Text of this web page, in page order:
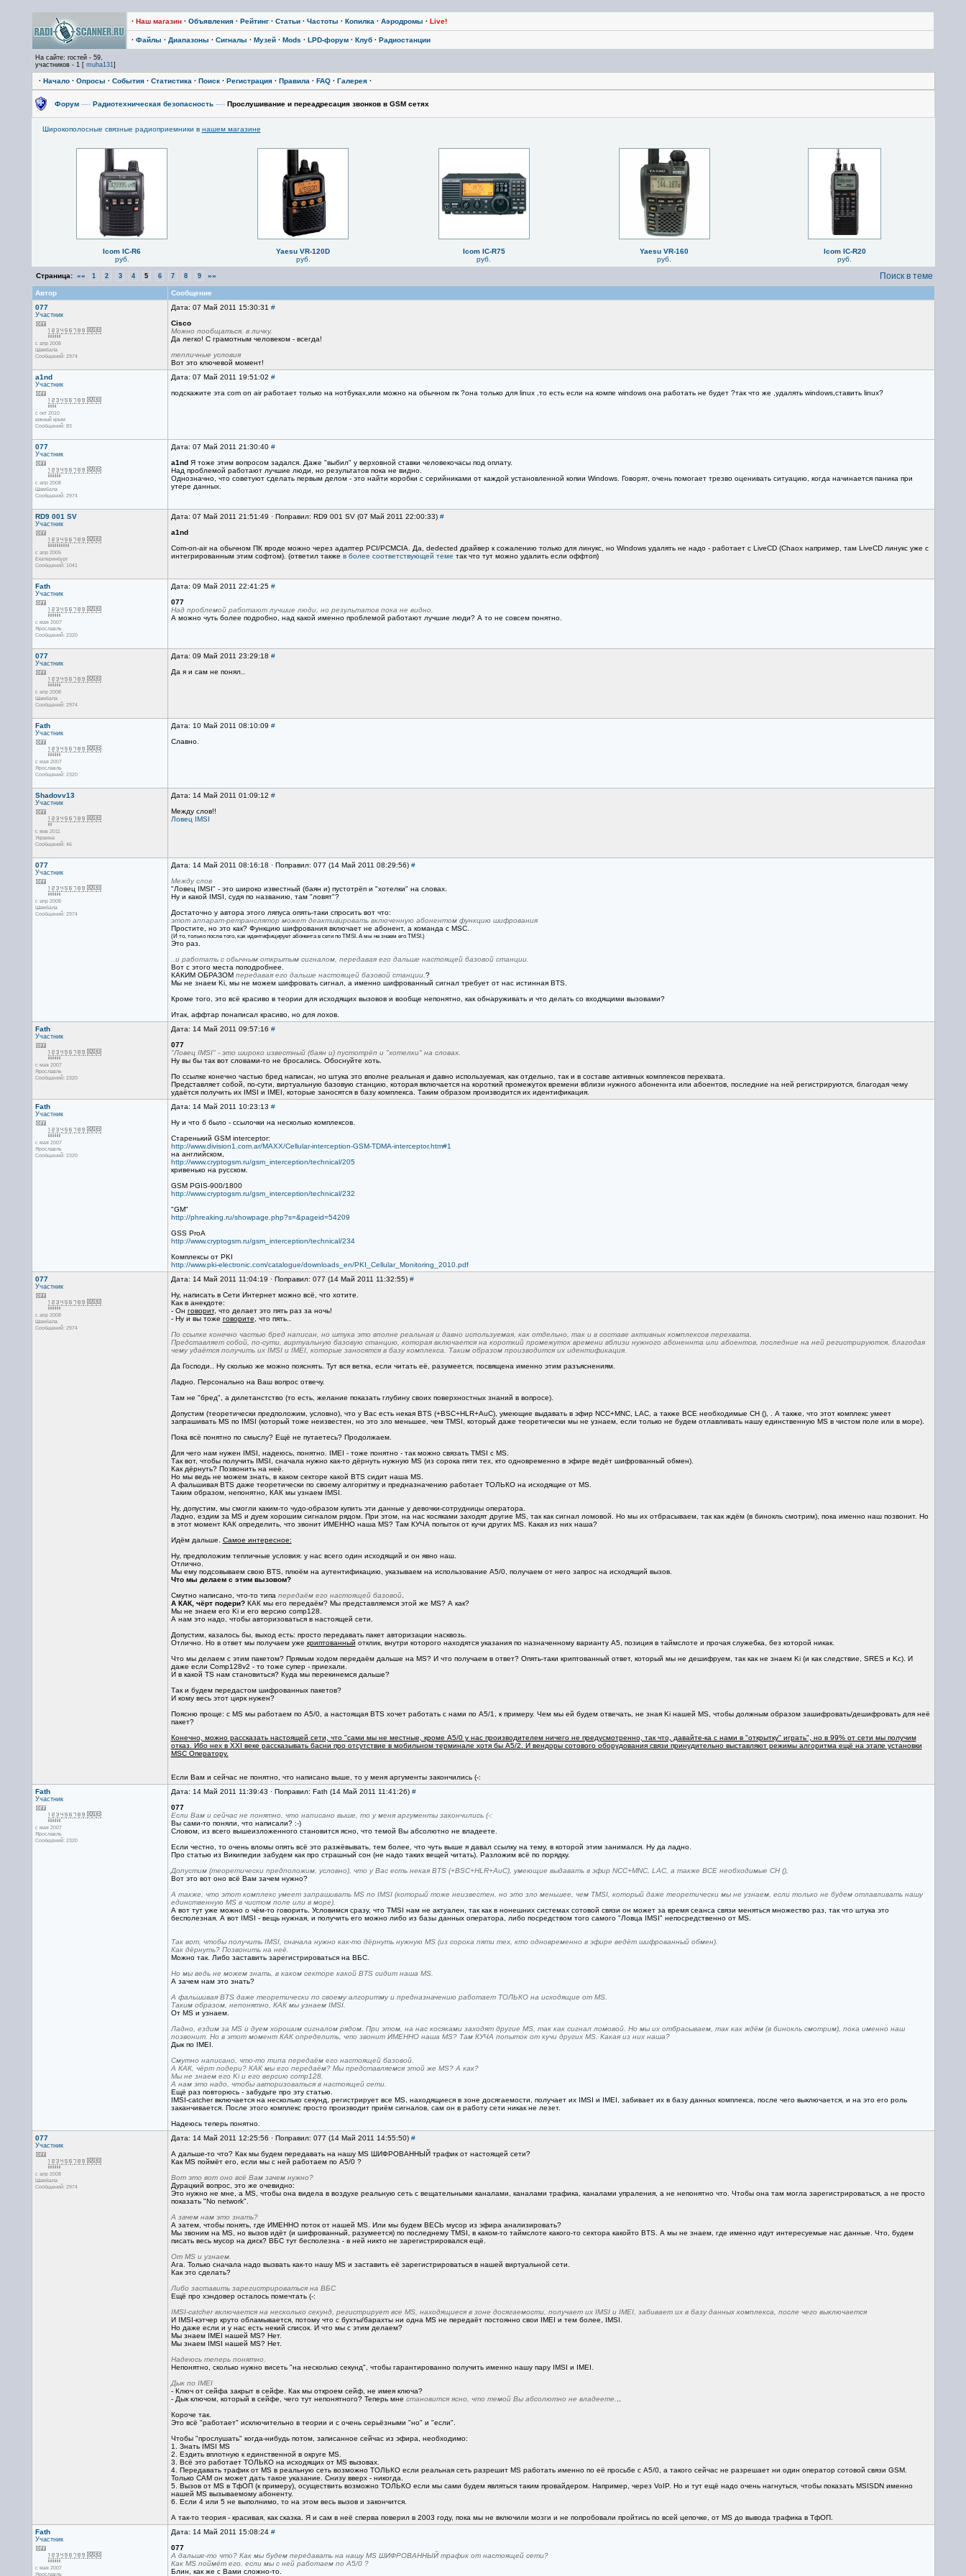
· Наш магазин· Объявления· Рейтинг· Статьи· Частоты · Копилка · Аэродромы · Live!
· Файлы · Диапазоны · Сигналы · Музей· Mods · LPD-форум· Клуб· Радиостанции
На сайте: гостей - 59,
участников - 1 [ muha131]
· Начало· Опросы · События· Статистика · Поиск· Регистрация· Правила · FAQ· Галерея·
Форум —› Радиотехническая безопасность —›Прослушивание и переадресация звонков в GSM сетях
Широкополосные связные радиоприемники в нашем магазине
Icom IC-R6
руб.
Yaesu VR-120D
руб.
Icom IC-R75
руб.
Yaesu VR-160
руб.
Icom IC-R20
руб.
Страница: «« 1 2 3 4 5 6 7 8 9 »» Поиск в теме
Автор
Сообщение
077
Участник
с апр 2008
Шамбала
Сообщений: 2974
Дата: 07 Май 2011 15:30:31 #
Cisco
Можно пообщаться. в личку.
Да легко! С грамотным человеком - всегда!
тепличные условия
Вот это ключевой момент!
a1nd
Участник
с окт 2010
южный крым
Сообщений: 83
Дата: 07 Май 2011 19:51:02 #
подскажите эта com on air работает только на нотбуках,или можно на обычном пк ?она только для linux ,то есть если на компе windows она работать не будет ?так что же ,удалять windows,ставить linux?
077
Участник
с апр 2008
Шамбала
Сообщений: 2974
Дата: 07 Май 2011 21:30:40 #
a1ndЯ тоже этим вопросом задался. Даже "выбил" у верховной ставки человекочасы под оплату.
Над проблемой работают лучшие люди, но результатов пока не видно.
Однозначно, что советуют сделать первым делом - это найти коробки с серийниками от каждой установленной копии Windows. Говорят, очень помогает трезво оценивать ситуацию, когда начинается паника при
утере данных.
RD9 001 SV
Участник
с апр 2005
Екатеринбург
Сообщений: 1041
Дата: 07 Май 2011 21:51:49 · Поправил: RD9 001 SV (07 Май 2011 22:00:33) #
a1nd
Com-on-air на обычном ПК вроде можно через адаптер PCI/PCMCIA. Да, dedected драйвер к сожалению только для линукс, но Windows удалять не надо - работает с LiveCD (Chaox например, там LiveCD линукс уже с
интегрированным этим софтом). (ответил также в более соответствующей теме так что тут можно удалить если оффтоп)
Fath
Участник
с мая 2007
Ярославль
Сообщений: 2320
Дата: 09 Май 2011 22:41:25 #
077
Над проблемой работают лучшие люди, но результатов пока не видно.
А можно чуть более подробно, над какой именно проблемой работают лучшие люди? А то не совсем понятно.
077
Участник
с апр 2008
Шамбала
Сообщений: 2974
Дата: 09 Май 2011 23:29:18 #
Да я и сам не понял..
Fath
Участник
с мая 2007
Ярославль
Сообщений: 2320
Дата: 10 Май 2011 08:10:09 #
Славно.
Shadovv13
Участник
с янв 2011
Украина
Сообщений: 46
Дата: 14 Май 2011 01:09:12 #
Между слов!!
Ловец IMSI
077
Участник
с апр 2008
Шамбала
Сообщений: 2974
Дата: 14 Май 2011 08:16:18 · Поправил: 077 (14 Май 2011 08:29:56) #
Между слов
"Ловец IMSI" - это широко известный (баян и) пустотрёп и "хотелки" на словах.
Ну и какой IMSI, судя по названию, там "ловят"?
Достаточно у автора этого ляпуса опять-таки спросить вот что:
этот аппарат-ретранслятор может деактивировать включенную абонентом функцию шифрования
Простите, но это как? Функцию шифрования включает не абонент, а команда с MSC.
(И то, только после того, как идентифицирует абонента в сети по TMSI. А мы не знаем его TMSI.)
Это раз.
..и работать с обычным открытым сигналом, передавая его дальше настоящей базовой станции.
Вот с этого места поподробнее.
КАКИМ ОБРАЗОМ передавая его дальше настоящей базовой станции. ?
Мы не знаем Ki, мы не можем шифровать сигнал, а именно шифрованный сигнал требует от нас истинная BTS.
Кроме того, это всё красиво в теории для исходящих вызовов и вообще непонятно, как обнаруживать и что делать со входящими вызовами?
Итак, аффтар понаписал красиво, но для лохов.
Fath
Участник
с мая 2007
Ярославль
Сообщений: 2320
Дата: 14 Май 2011 09:57:16 #
077
"Ловец IMSI" - это широко известный (баян и) пустотрёп и "хотелки" на словах.
Ну вы бы так вот словами-то не бросались. Обоснуйте хоть.
По ссылке конечно частью бред написан, но штука это вполне реальная и давно используемая, как отдельно, так и в составе активных комплексов перехвата.
Представляет собой, по-сути, виртуальную базовую станцию, которая включается на короткий промежуток времени вблизи нужного абоненнта или абоентов, последние на ней регистрируются, благодая чему
удаётся получить их IMSI и IMEI, которые заносятся в базу комплекса. Таким образом производится их идентификация.
Fath
Участник
с мая 2007
Ярославль
Сообщений: 2320
Дата: 14 Май 2011 10:23:13 #
Ну и что б было - ссылочки на несколько комплексов.
Старенький GSM interceptor:
http://www.division1.com.ar/MAXX/Cellular-interception-GSM-TDMA-interceptor.htm#1
на английском,
http://www.cryptogsm.ru/gsm_interception/technical/205
кривенько на русском.
GSM PGIS-900/1800
http://www.cryptogsm.ru/gsm_interception/technical/232
"GM"
http://phreaking.ru/showpage.php?s=&pageid=54209
GSS ProA
http://www.cryptogsm.ru/gsm_interception/technical/234
Комплексы от PKI
http://www.pki-electronic.com/catalogue/downloads_en/PKI_Cellular_Monitoring_2010.pdf
077
Участник
с апр 2008
Шамбала
Сообщений: 2974
Дата: 14 Май 2011 11:04:19 · Поправил: 077 (14 Май 2011 11:32:55) #
Ну, написать в Сети Интернет можно всё, что хотите.
Как в анекдоте:
- Он говорит, что делает это пять раз за ночь!
- Ну и вы тоже говорите , что пять..
По ссылке конечно частью бред написан, но штука это вполне реальная и давно используемая, как отдельно, так и в составе активных комплексов перехвата.
Представляет собой, по-сути, виртуальную базовую станцию, которая включается на короткий промежуток времени вблизи нужного абоненнта или абоентов, последние на ней регистрируются, благодая
чему удаётся получить их IMSI и IMEI, которые заносятся в базу комплекса. Таким образом производится их идентификация.
Да Господи.. Ну сколько же можно пояснять. Тут вся ветка, если читать её, разумеется, посвящена именно этим разъяснениям.
Ладно. Персонально на Ваш вопрос отвечу.
Там не "бред", а дилетанстство (то есть, желание показать глубину своих поверхностных знаний в вопросе).
Допустим (теоретически предположим, условно), что у Вас есть некая BTS (+BSC+HLR+AuC), умеющие выдавать в эфир NCC+MNC, LAC, а также ВСЕ необходимые CH (), . А также, что этот комплекс умеет
запрашивать MS по IMSI (который тоже неизвестен, но это зло меньшее, чем TMSI, который даже теоретически мы не узнаем, если только не будем отлавливать нашу единственную MS в чистом поле или в море).
Пока всё понятно по смыслу? Ещё не путаетесь? Продолжаем.
Для чего нам нужен IMSI, надеюсь, понятно. IMEI - тоже понятно - так можно связать TMSI с MS.
Так вот, чтобы получить IMSI, сначала нужно как-то дёрнуть нужную MS (из сорока пяти тех, кто одновременно в эфире ведёт шифрованный обмен).
Как дёрнуть? Позвонить на неё.
Но мы ведь не можем знать, в каком секторе какой BTS сидит наша MS.
А фальшивая BTS даже теоретически по своему алгоритму и предназначению работает ТОЛЬКО на исходящие от MS.
Таким образом, непонятно, КАК мы узнаем IMSI.
Ну, допустим, мы смогли каким-то чудо-образом купить эти данные у девочки-сотрудницы оператора.
Ладно, ездим за MS и дуем хорошим сигналом рядом. При этом, на нас косяками заходят другие MS, так как сигнал ломовой. Но мы их отбрасываем, так как ждём (в бинокль смотрим), пока именно наш позвонит. Но
в этот момент КАК определить, что звонит ИМЕННО наша MS? Там КУЧА попыток от кучи других MS. Какая из них наша?
Идём дальше. Самое интересное:
Ну, предположим тепличные условия: у нас всего один исходящий и он явно наш.
Отлично.
Мы ему подсовываем свою BTS, плюём на аутентификацию, указываем на использование A5/0, получаем от него запрос на исходящий вызов.
Что мы делаем с этим вызовом?
Смутно написано, что-то типа передаём его настоящей базовой.
А КАК, чёрт подери?КАК мы его передаём? Мы представляемся этой же MS? А как?
Мы не знаем его Ki и его версию comp128.
А нам это надо, чтобы авторизоваться в настоящей сети.
Допустим, казалось бы, выход есть: просто передавать пакет авторизации насквозь.
Отлично. Но в ответ мы получаем уже криптованный отклик, внутри которого находятся указания по назначенному варианту A5, позиция в таймслоте и прочая служебка, без которой никак.
Что мы делаем с этим пакетом? Прямым ходом передаём дальше на MS? И что получаем в ответ? Опять-таки криптованный ответ, который мы не дешифруем, так как не знаем Ki (и как следствие, SRES и Kc). И
даже если Comp128v2 - то тоже супер - приехали.
И в какой TS нам становиться? Куда мы перекинемся дальше?
Так и будем передастом шифрованных пакетов?
И кому весь этот цирк нужен?
Поясню проще: c MS мы работаем по A5/0, а настоящая BTS хочет работать с нами по A5/1, к примеру. Чем мы ей будем отвечать, не зная Ki нашей MS, чтобы должным образом зашифровать/дешифровать для неё
пакет?
Конечно, можно рассказать настоящей сети, что "сами мы не местные, кроме A5/0 у нас производителем ничего не предусмотренно, так что, давайте-ка с нами в "открытку" играть", но в 99% от сети мы получим
отказ. Ибо нех в XXI веке рассказывать басни про отсутствие в мобильном терминале хотя бы A5/2. И вендоры сотового оборудования связи принудительно выставляют режимы алгоритма ещё на этапе установки
MSC Оператору.
Если Вам и сейчас не понятно, что написано выше, то у меня аргументы закончились (-:
Fath
Участник
с мая 2007
Ярославль
Сообщений: 2320
Дата: 14 Май 2011 11:39:43 · Поправил: Fath (14 Май 2011 11:41:26) #
077
Если Вам и сейчас не понятно, что написано выше, то у меня аргументы закончились (-:
Вы сами-то поняли, что написали? :-)
Словом, из всего вышеизложенного становится ясно, что темой Вы абсолютно не владеете.
Если честно, то очень вломы опять всё это разжёвывать, тем более, что чуть выше я давал ссылку на тему, в которой этим занимался. Ну да ладно.
Про статью из Википедии забудем как про страшный сон (не надо таких вещей читать). Разложим всё по порядку.
Допустим (теоретически предположим, условно), что у Вас есть некая BTS (+BSC+HLR+AuC), умеющие выдавать в эфир NCC+MNC, LAC, а также ВСЕ необходимые CH (),
Вот это вот оно всё Вам зачем нужно?
А также, что этот комплекс умеет запрашивать MS по IMSI (который тоже неизвестен, но это зло меньшее, чем TMSI, который даже теоретически мы не узнаем, если только не будем отлавливать нашу
единственную MS в чистом поле или в море).
А вот тут уже можно о чём-то говорить. Условимся сразу, что TMSI нам не актуален, так как в нонешних системах сотовой связи он может за время сеанса связи меняться множество раз, так что штука это
бесполезная. А вот IMSI - вещь нужная, и получить его можно либо из базы данных оператора, либо посредством того самого "Ловца IMSI" непосредственно от MS.
Так вот, чтобы получить IMSI, сначала нужно как-то дёрнуть нужную MS (из сорока пяти тех, кто одновременно в эфире ведёт шифрованный обмен).
Как дёрнуть? Позвонить на неё.
Можно так. Либо заставить зарегистрироваться на ВБС.
Но мы ведь не можем знать, в каком секторе какой BTS сидит наша MS.
А зачем нам это знать?
А фальшивая BTS даже теоретически по своему алгоритму и предназначению работает ТОЛЬКО на исходящие от MS.
Таким образом, непонятно, КАК мы узнаем IMSI.
От MS и узнаем.
Ладно, ездим за MS и дуем хорошим сигналом рядом. При этом, на нас косяками заходят другие MS, так как сигнал ломовой. Но мы их отбрасываем, так как ждём (в бинокль смотрим), пока именно наш
позвонит. Но в этот момент КАК определить, что звонит ИМЕННО наша MS? Там КУЧА попыток от кучи других MS. Какая из них наша?
Дык по IMEI.
Смутно написано, что-то типа передаём его настоящей базовой.
А КАК, чёрт подери? КАК мы его передаём? Мы представляемся этой же MS? А как?
Мы не знаем его Ki и его версию comp128.
А нам это надо, чтобы авторизоваться в настоящей сети.
Ещё раз повторюсь - забудьте про эту статью.
IMSI-catcher включается на несколько секунд, регистрирует все MS, находящиеся в зоне досягаемости, получает их IMSI и IMEI, забивает их в базу данных комплекса, после чего выключается, и на это его роль
заканчивается. После этого комплекс просто производит приём сигналов, сам он в работу сети никак не лезет.
Надеюсь теперь понятно.
077
Участник
с апр 2008
Шамбала
Сообщений: 2974
Дата: 14 Май 2011 12:25:56 · Поправил: 077 (14 Май 2011 14:55:50) #
А дальше-то что? Как мы будем передавать на нашу MS ШИФРОВАННЫЙ трафик от настоящей сети?
Как MS поймёт его, если мы с ней работаем по A5/0 ?
Вот это вот оно всё Вам зачем нужно?
Дурацкий вопрос, это же очевидно:
Это нужно не мне, а MS, чтобы она видела в воздухе реальную сеть с вещательными каналами, каналами трафика, каналами упраления, а не непонятно что. Чтобы она там могла зарегистрироваться, а не просто
показать "No network".
А зачем нам это знать?
А затем, чтобы понять, где ИМЕННО поток от нашей MS. Или мы будем ВЕСЬ мусор из эфира анализировать?
Мы звоним на MS, но вызов идёт (и шифрованный, разумеется) по последнему TMSI, в каком-то таймслоте какого-то сектора какойто BTS. А мы не знаем, где именно идут интересуемые нас данные. Что, будем
писать весь мусор на диск? ВБС тут бесполезна - в ней никто не зарегистрировался ещё.
От MS и узнаем.
Ага. Только сначала надо вызвать как-то нашу MS и заставить её зарегистрироваться в нашей виртуальной сети.
Как это сделать?
Либо заставить зарегистрироваться на ВБС
Ещё про хэндовер осталось помечтать (-:
IMSI-catcher включается на несколько секунд, регистрирует все MS, находящиеся в зоне досягаемости, получает их IMSI и IMEI, забивает их в базу данных комплекса, после чего выключается
И IMSI-кэтчер круто обламывается, потому что с бухты/барахты ни одна MS не передаёт постоянно свои IMEI и тем более, IMSI.
Но даже если и у нас есть некий список. И что мы с этим делаем?
Мы знаем IMEI нашей MS? Нет.
Мы знаем IMSI нашей MS? Нет.
Надеюсь теперь понятно.
Непонятно, сколько нужно висеть "на несколько секунд", чтобы гарантированно получить именно нашу пару IMSI и IMEI.
Дык по IMEI
- Ключ от сейфа закрыт в сейфе. Как мы откроем сейф, не имея ключа?
- Дык ключом, который в сейфе, чего тут непонятного? Теперь мне становится ясно, что темой Вы абсолютно не владеете.
Короче так.
Это всё "работает" исключительно в теории и с очень серьёзными "но" и "если".
Чтобы "прослушать" когда-нибудь потом, записанное сейчас из эфира, необходимо:
1. Знать IMSI MS
2. Ездить вплотную к единственной в округе MS.
3. Всё это работает ТОЛЬКО на исходящих от MS вызовах.
4. Передавать трафик от MS в реальную сеть возможно ТОЛЬКО если реальная сеть разрешит MS работать именно по её просьбе с A5/0, а такого сейчас не разрешает ни один оператор сотовой связи GSM.
Только САМ он может дать такое указание. Снизу вверх - никогда.
5. Вызов от MS в ТфОП (к примеру), осуществить возможно ТОЛЬКО если мы сами будем являться таким провайдером. Например, через VoIP. Но и тут ещё надо очень нагнуться, чтобы показать MSISDN именно
нашей MS вызываемому абоненту.
6. Если 4 или 5 не выполнимо, то на этом весь вызов и закончится.
А так-то теория - красивая, как сказка. Я и сам в неё сперва поверил в 2003 году, пока мы не включили мозги и не попробовали пройтись по всей цепочке, от MS до вывода трафика в ТфОП.
Fath
Участник
с мая 2007
Ярославль
Дата: 14 Май 2011 15:08:24 #
077
А дальше-то что? Как мы будем передавать на нашу MS ШИФРОВАННЫЙ трафик от настоящей сети?
Как MS поймёт его, если мы с ней работаем по A5/0 ?
Блин, как же с Вами сложно-то.